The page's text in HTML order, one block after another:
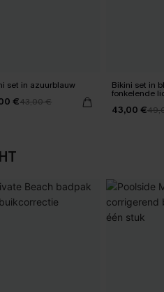
set in azuurblauw
€43,00 €
Bikini set in
fonkelende
43,00 €